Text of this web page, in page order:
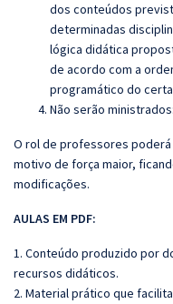
dos conteúdos
determinadas
lógica didática
de acordo com a
programático do
Não serão ministrados:
O rol de professores
motivo de força maior,
modificações.
AULAS EM PDF:
1. Conteúdo produzido por
recursos didáticos.
2. Material prático que